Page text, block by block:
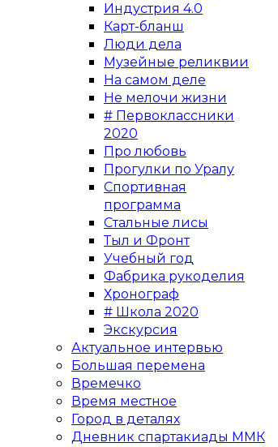
Индустрия 4.0
Карт-бланш
Люди дела
Музейные реликвии
На самом деле
Не мелочи жизни
# Первоклассники
2020
Про любовь
Прогулки по Уралу
Спортивная
программа
Стальные лисы
Тыл и Фронт
Учебный год
Фабрика рукоделия
Хронограф
# Школа 2020
Экскурсия
Актуальное интервью
Большая перемена
Времечко
Время местное
Город в деталях
Дневник спартакиады ММК